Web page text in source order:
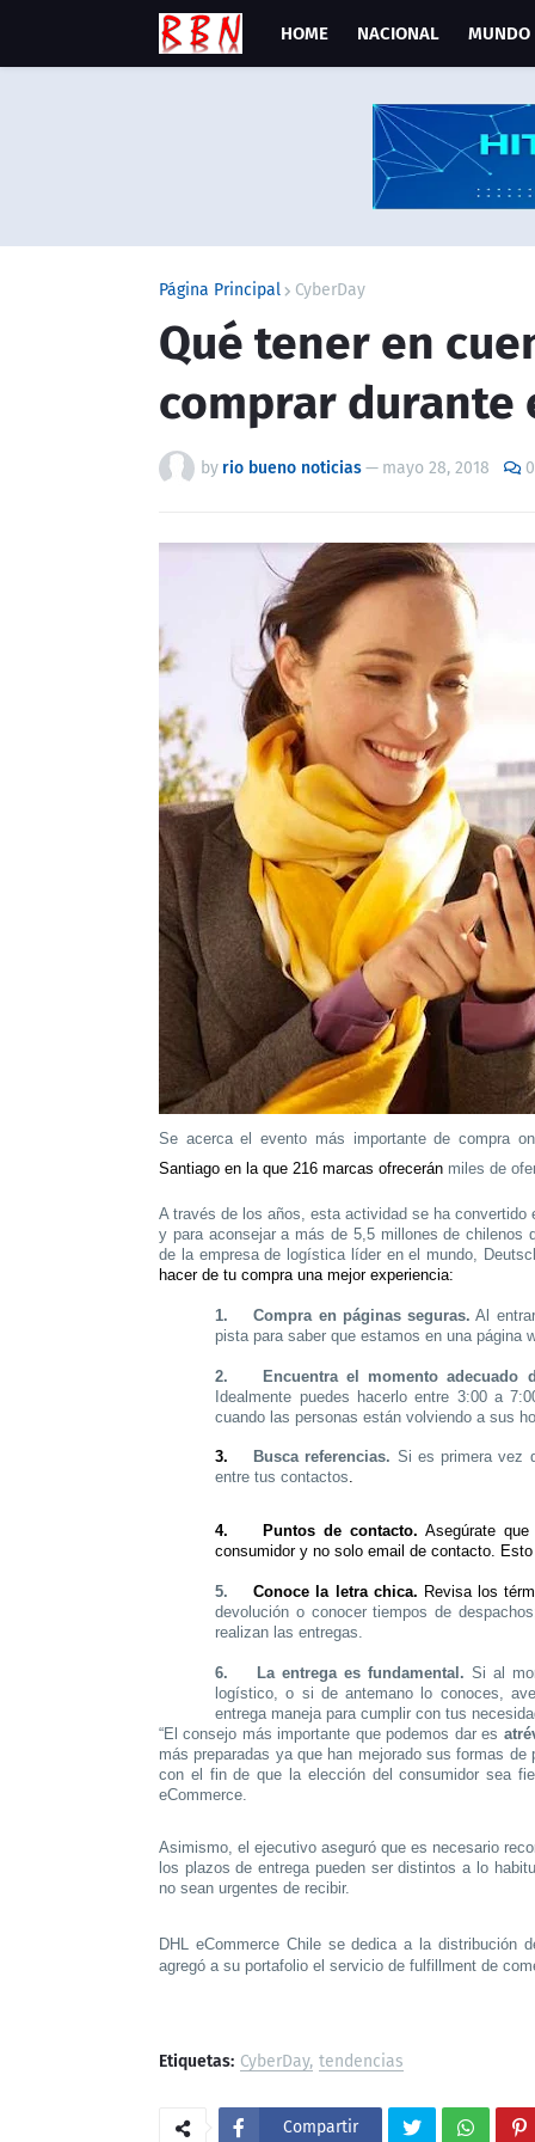
HOME NACIONAL MUNDO
Página Principal CyberDay
Qué tener en
comprar durante
by rio bueno noticias— mayo 28, 2018 0
Se acerca el evento más importante de compra
Santiago en la que 216 marcas ofrecerán miles de
A través de los años, esta actividad se ha
y para aconsejar a más de 5,5 millones de chilenos
de la empresa de logística líder en el mundo,
hacer de tu compra una mejor experiencia:
1. Compra en páginas seguras. Al
pista para saber que estamos en una página
2. Encuentra el momento adecuado
Idealmente puedes hacerlo entre 3:00 a
cuando las personas están volviendo a sus
3. Busca referencias. Si es primera vez
entre tus contactos.
4. Puntos de contacto. Asegúrate
consumidor y no solo email de contacto.
5. Conoce la letra chica. Revisa los
devolución o conocer tiempos de
realizan las entregas.
6. La entrega es fundamental. Si al
logístico, o si de antemano lo conoces,
entrega maneja para cumplir con tus
“El consejo más importante que podemos dar es
más preparadas ya que han mejorado sus formas
con el fin de que la elección del consumidor sea
eCommerce.
Asimismo, el ejecutivo aseguró que es necesario
los plazos de entrega pueden ser distintos a lo
no sean urgentes de recibir.
DHL eCommerce Chile se dedica a la distribución
agregó a su portafolio el servicio de fulfillment de
Etiquetas: CyberDay tendencias
Compartir